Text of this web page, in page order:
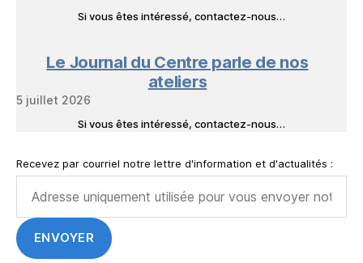
Si vous êtes intéressé, contactez-nous…
Le Journal du Centre parle de nos
ateliers
5 juillet 2026
Si vous êtes intéressé, contactez-nous…
Recevez par courriel notre lettre d'information et d'actualités :